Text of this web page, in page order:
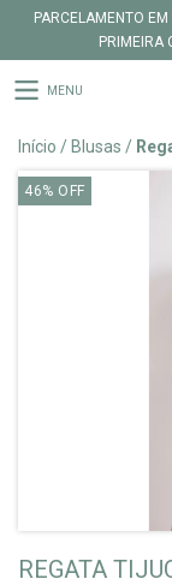
PARCELAMENTO
PRIMEIRA
MENU
Início / Blusas /
46% OFF
REGATA